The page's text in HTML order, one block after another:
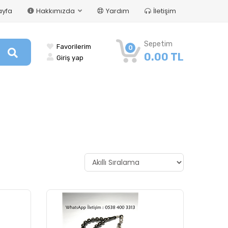
Hakkımızda Yardım İletişim
0 Sepetim
0.00 TL
Favorilerim
Giriş yap